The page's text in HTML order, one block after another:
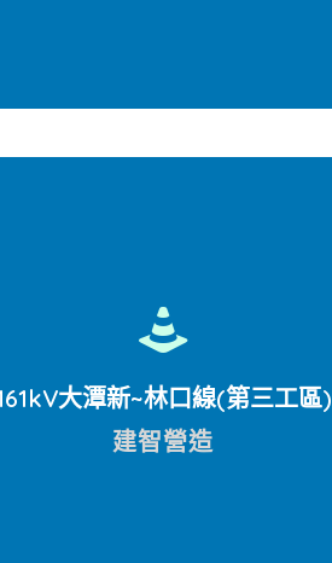
大潭新~林口線(第三工區)
建智營造